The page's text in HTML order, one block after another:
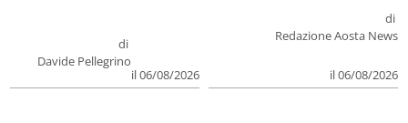
di
Davide Pellegrino
il 06/08/2026
di
Redazione Aosta News
il 06/08/2026